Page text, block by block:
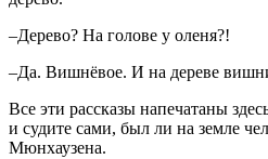
–Дерево? На голове у оленя?!
–Да. Вишнёвое. И на дереве
Все эти рассказы напечатаны
и судите сами, был ли на земле
Мюнхаузена.